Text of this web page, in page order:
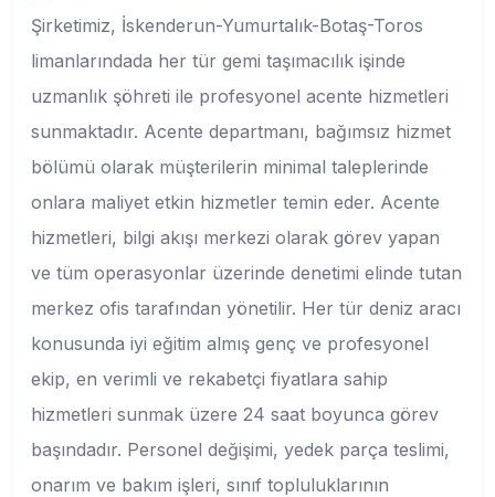
Şirketimiz, İskenderun-Yumurtalık-Botaş-Toros
limanlarındada her tür gemi taşımacılık işinde
uzmanlık şöhreti ile profesyonel acente hizmetleri
sunmaktadır. Acente departmanı, bağımsız hizmet
bölümü olarak müşterilerin minimal taleplerinde
onlara maliyet etkin hizmetler temin eder. Acente
hizmetleri, bilgi akışı merkezi olarak görev yapan
ve tüm operasyonlar üzerinde denetimi elinde tutan
merkez ofis tarafından yönetilir. Her tür deniz aracı
konusunda iyi eğitim almış genç ve profesyonel
ekip, en verimli ve rekabetçi fiyatlara sahip
hizmetleri sunmak üzere 24 saat boyunca görev
başındadır. Personel değişimi, yedek parça teslimi,
onarım ve bakım işleri, sınıf topluluklarının